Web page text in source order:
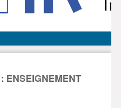
ENSEIGNEMENT